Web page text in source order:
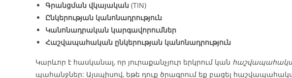
Գրանցման վկայական (TIN)
Ընկերության կանոնադրություն
Կանոնադրական կարգավորումներ
Հաշվապահական ընկերության կանոնադրություն
Կարևոր է հասկանալ, որ յուրաքանչյուր երկրում կան
պահանջներ: Այսպիսով, եթե դուք ծրագրում եք բացել